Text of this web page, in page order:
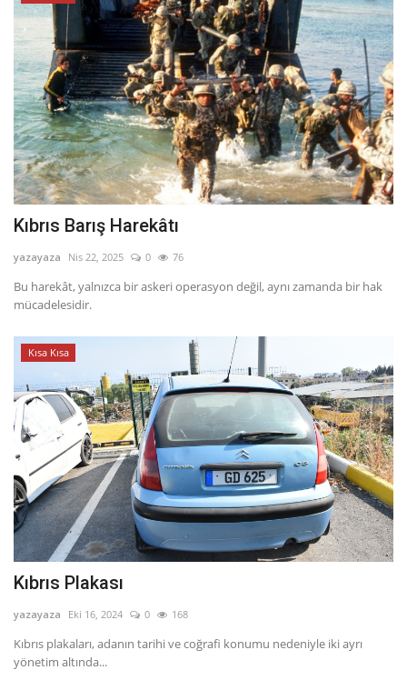
Kıbrıs Barış Harekâtı
yazayaza Nis 22, 2025 0 76
Bu harekât, yalnızca bir askeri operasyon değil, aynı zamanda bir hak
mücadelesidir.
Kısa Kısa
Kıbrıs Plakası
yazayaza Eki 16, 2024 0 168
Kıbrıs plakaları, adanın tarihi ve coğrafi konumu nedeniyle iki ayrı
yönetim altında...